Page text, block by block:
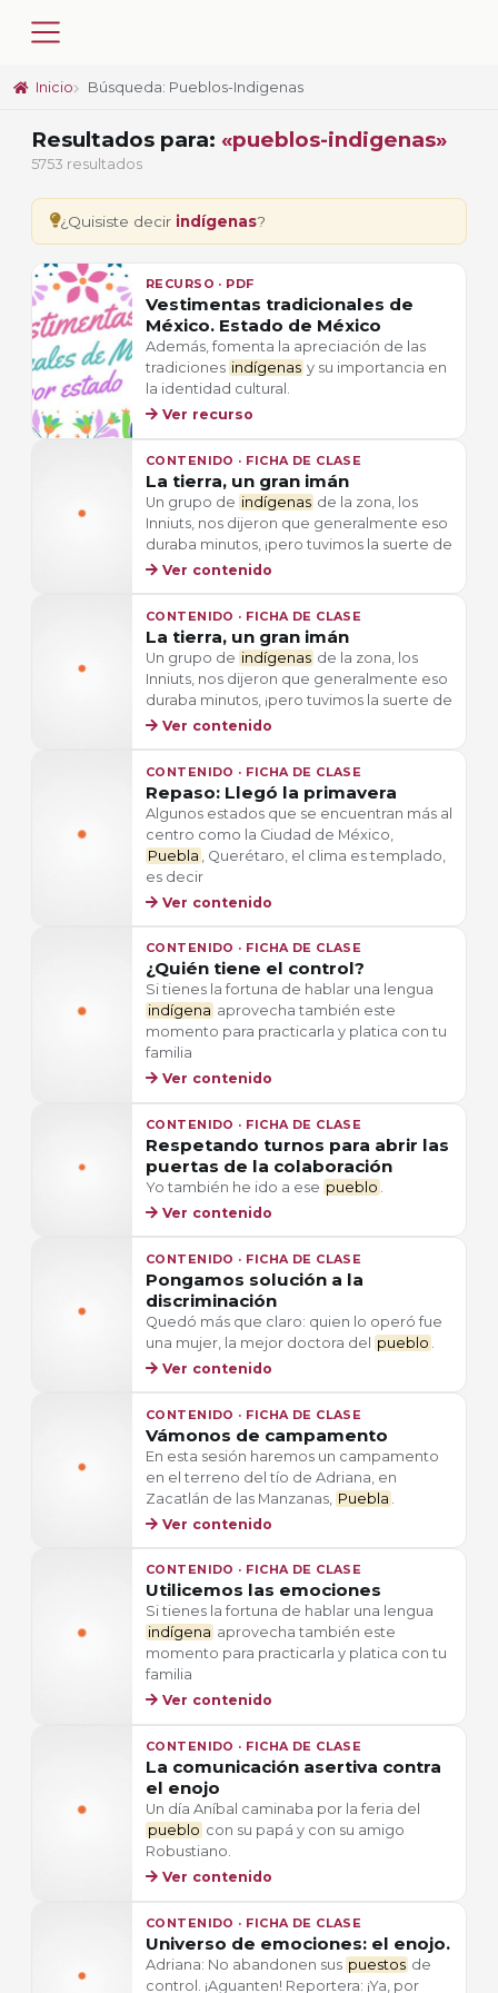
Inicio Búsqueda: Pueblos-Indigenas
Resultados para: «pueblos-indigenas»
5753 resultados
¿Quisiste decir indígenas?
RECURSO · PDF
Vestimentas tradicionales de
México. Estado de México
Además, fomenta la apreciación de las
tradiciones indígenas y su importancia en
la identidad cultural.
Ver recurso
CONTENIDO · FICHA DE CLASE
La tierra, un gran imán
Un grupo de indígenas de la zona, los
Inniuts, nos dijeron que generalmente eso
duraba minutos, ¡pero tuvimos la suerte de
Ver contenido
CONTENIDO · FICHA DE CLASE
La tierra, un gran imán
Un grupo de indígenas de la zona, los
Inniuts, nos dijeron que generalmente eso
duraba minutos, ¡pero tuvimos la suerte de
Ver contenido
CONTENIDO · FICHA DE CLASE
Repaso: Llegó la primavera
Algunos estados que se encuentran más al
centro como la Ciudad de México,
Puebla
, Querétaro, el clima es templado,
es decir
Ver contenido
CONTENIDO · FICHA DE CLASE
¿Quién tiene el control?
Si tienes la fortuna de hablar una lengua
indígena aprovecha también este
momento para practicarla y platica con tu
familia
Ver contenido
CONTENIDO · FICHA DE CLASE
Respetando turnos para abrir las
puertas de la colaboración
Yo también he ido a ese pueblo .
Ver contenido
CONTENIDO · FICHA DE CLASE
Pongamos solución a la
discriminación
Quedó más que claro: quien lo operó fue
una mujer, la mejor doctora del
pueblo
Ver contenido
CONTENIDO · FICHA DE CLASE
Vámonos de campamento
En esta sesión haremos un campamento
en el terreno del tío de Adriana, en
Zacatlán de las Manzanas, Puebla
Ver contenido
CONTENIDO · FICHA DE CLASE
Utilicemos las emociones
Si tienes la fortuna de hablar una lengua
indígena aprovecha también este
momento para practicarla y platica con tu
familia
Ver contenido
CONTENIDO · FICHA DE CLASE
La comunicación asertiva contra
el enojo
Un día Aníbal caminaba por la feria del
pueblo con su papá y con su amigo
Robustiano.
Ver contenido
CONTENIDO · FICHA DE CLASE
Universo de emociones: el enojo.
Adriana: No abandonen sus puestos de
control. ¡Aguanten! Reportera: ¡Ya, por